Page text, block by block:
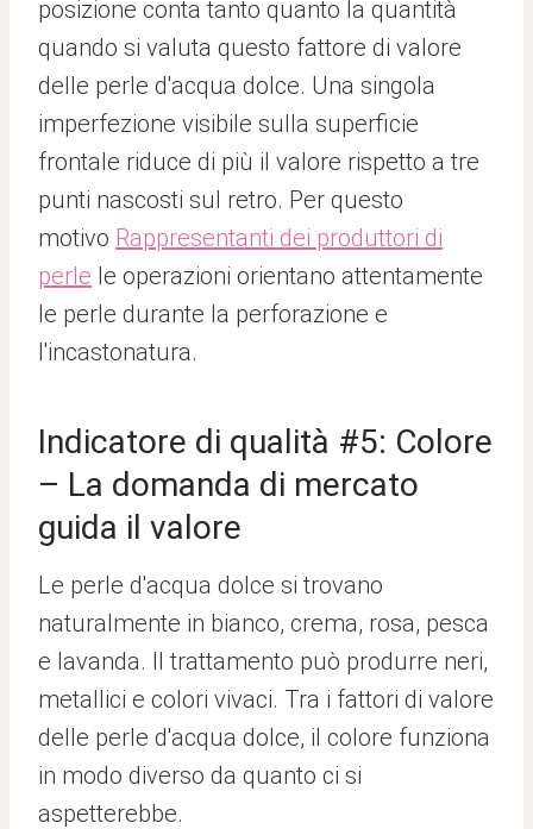
posizione conta tanto quanto la quantità
quando si valuta questo fattore di valore
delle perle d'acqua dolce. Una singola
imperfezione visibile sulla superficie
frontale riduce di più il valore rispetto a tre
punti nascosti sul retro. Per questo
motivo Rappresentanti dei produttori di
perle le operazioni orientano attentamente
le perle durante la perforazione e
l'incastonatura.
Indicatore di qualità #5: Colore
– La domanda di mercato
guida il valore
Le perle d'acqua dolce si trovano
naturalmente in bianco, crema, rosa, pesca
e lavanda. Il trattamento può produrre neri,
metallici e colori vivaci. Tra i fattori di valore
delle perle d'acqua dolce, il colore funziona
in modo diverso da quanto ci si
aspetterebbe.